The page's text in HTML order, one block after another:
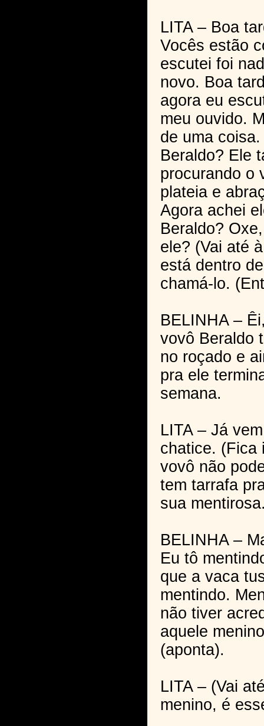
LITA – Boa
Vocês estão
escutei foi
novo. Boa
agora eu
meu ouvido.
de uma
Beraldo? Ele
procurando o
plateia e
Agora achei
Beraldo?
ele? (Vai até
está dentro
chamá-lo.
BELINHA –
vovô Beraldo
no roçado e
pra ele
semana.
LITA – Já
chatice. (Fica
vovô não
tem tarrafa
sua
BELINHA –
Eu tô
que a vaca
mentindo.
não tiver
aquele
(aponta).
LITA – (Vai
menino, é